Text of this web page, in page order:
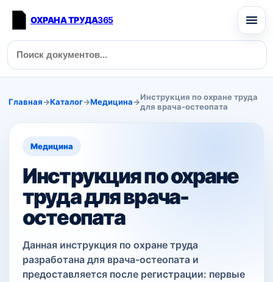
ОХРАНА ТРУДА365
Главная→Каталог→Медицина→Инструкция по охране труда
для врача-остеопата
Медицина
Инструкция по охране
труда для врача-
остеопата
Данная инструкция по охране труда
разработана для врача-остеопата и
предоставляется после регистрации: первые